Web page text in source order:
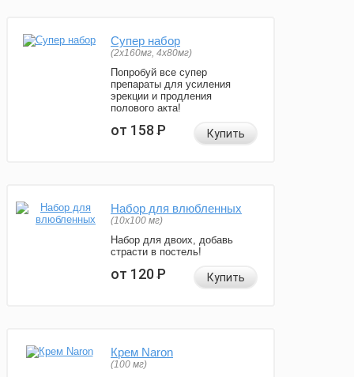
Супер набор
(2х160мг, 4х80мг)
Попробуй все супер
препараты для усиления
эрекции и продления
полового акта!
от 158Р Купить
Набор для влюбленных
(10х100 мг)
Набор для двоих, добавь
страсти в постель!
от 120Р Купить
Крем Naron
(100 мг)